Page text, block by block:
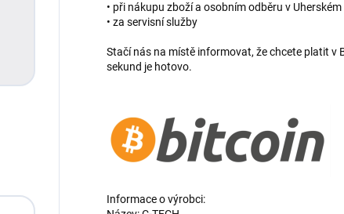
• při nákupu zboží a osobním odběru v
• za servisní služby
Stačí nás na místě informovat, že chcete platit v
sekund je hotovo.
Informace o výrobci: